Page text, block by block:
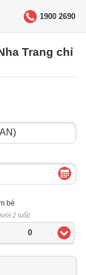
1900 2690
Trang chỉ
bé
2 tuổi)
0